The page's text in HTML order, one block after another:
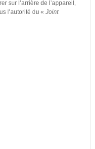
sur l’arrière de l’appareil,
l’autorité du « Joint